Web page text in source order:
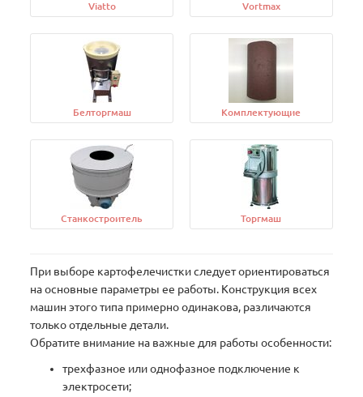
Viatto Vortmax
Белторгмаш Комплектующие
Станкостроитель Торгмаш
При выборе картофелечистки следует ориентироваться
на основные параметры ее работы. Конструкция всех
машин этого типа примерно одинакова, различаются
только отдельные детали.
Обратите внимание на важные для работы особенности:
трехфазное или однофазное подключение к
электросети;